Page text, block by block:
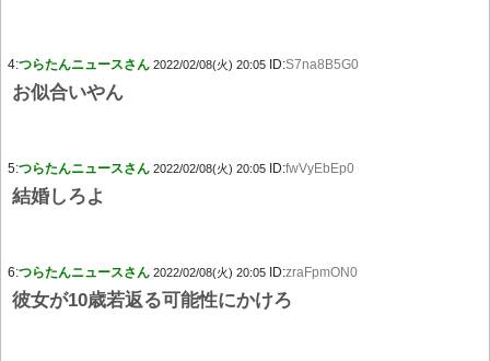
4:つらたんニュースさん 2022/02/08(火) 20:05 ID:S7na8B5G0
お似合いやん
5:つらたんニュースさん 2022/02/08(火) 20:05 ID:fwVyEbEp0
結婚しろよ
6:つらたんニュースさん 2022/02/08(火) 20:05 ID:zraFpmON0
彼女が10歳若返る可能性にかけろ